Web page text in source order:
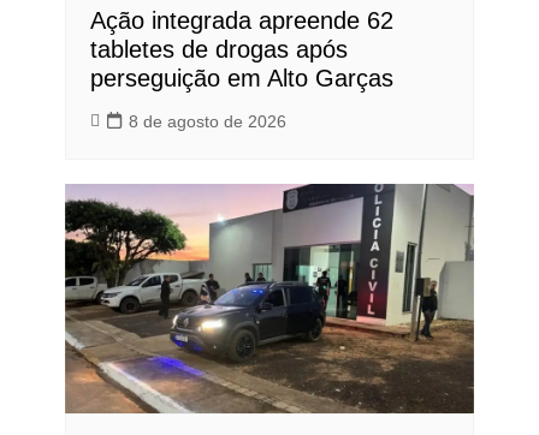
Ação integrada apreende 62
tabletes de drogas após
perseguição em Alto Garças
8 de agosto de 2026